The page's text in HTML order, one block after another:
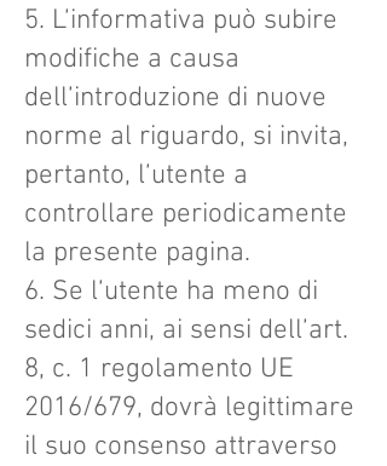
5. L’informativa può subire
modifiche a causa
dell’introduzione di nuove
norme al riguardo, si invita,
pertanto, l’utente a
controllare periodicamente
la presente pagina.
6. Se l’utente ha meno di
sedici anni, ai sensi dell’art.
8, c. 1 regolamento UE
2016/679, dovrà legittimare
il suo consenso attraverso